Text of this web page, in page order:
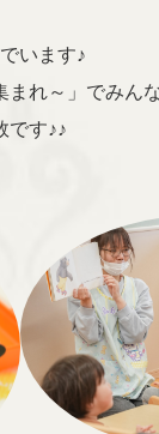
います♪
れ～」でみん
です♪♪